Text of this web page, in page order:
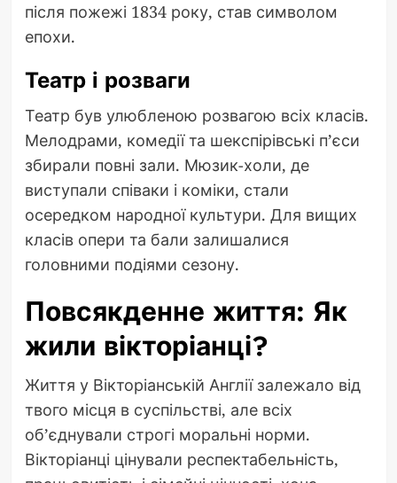
після пожежі 1834 року, став символом
епохи.
Театр і розваги
Театр був улюбленою розвагою всіх класів.
Мелодрами, комедії та шекспірівські п’єси
збирали повні зали. Мюзик-холи, де
виступали співаки і коміки, стали
осередком народної культури. Для вищих
класів опери та бали залишалися
головними подіями сезону.
Повсякденне життя: Як
жили вікторіанці?
Життя у Вікторіанській Англії залежало від
твого місця в суспільстві, але всіх
об’єднували строгі моральні норми.
Вікторіанці цінували респектабельність,